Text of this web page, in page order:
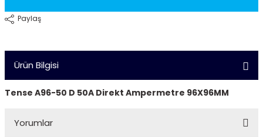
Paylaş
Ürün Bilgisi
Tense A96-50 D 50A Direkt Ampermetre 96X96MM
Yorumlar